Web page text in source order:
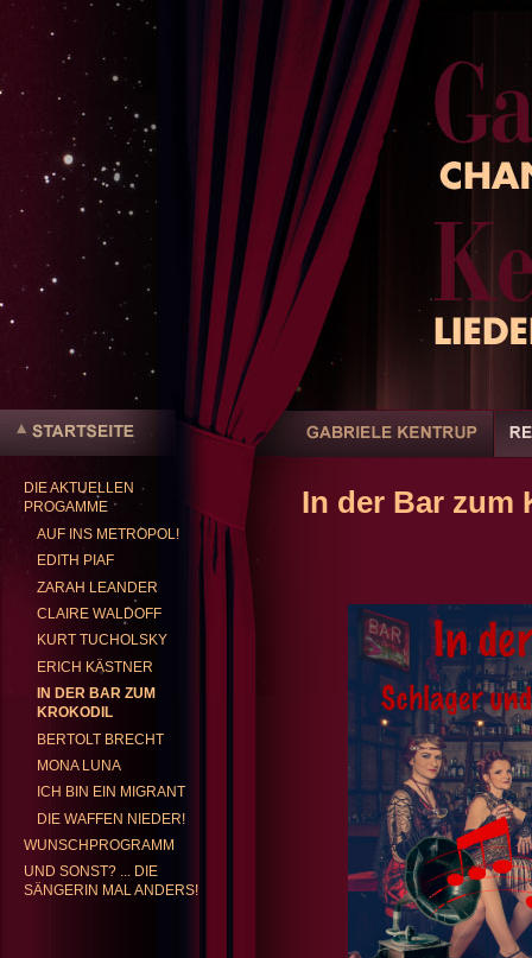
Benutzerspezifische
Direkt
zum
Inhalt
Sektionen
Startseite
DIE AKTUELLEN
PROGAMME
AUF INS METROPOL!
EDITH PIAF
ZARAH LEANDER
CLAIRE WALDOFF
KURT TUCHOLSKY
ERICH KÄSTNER
IN DER BAR ZUM
KROKODIL
BERTOLT BRECHT
MONA LUNA
ICH BIN EIN MIGRANT
DIE WAFFEN NIEDER!
WUNSCHPROGRAMM
UND SONST? ... DIE
SÄNGERIN MAL ANDERS!
In der Bar zum